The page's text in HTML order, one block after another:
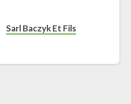
Sarl Baczyk Et Fils